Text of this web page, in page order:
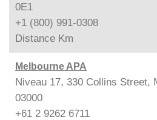
0E1
+1 (800) 991-0308
Distance Km
Melbourne APA
Niveau 17, 330 Collins Street,
03000
+61 2 9262 6711